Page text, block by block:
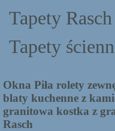
Tapety
Tapety
Okna Piła rolety
blaty kuchenne z
granitowa kostka z
Rasch